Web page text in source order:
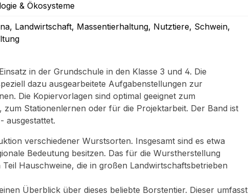
& Ökosysteme
, Landwirtschaft, Massentierhaltung, Nutztiere, Schwein,
in der Grundschule in den Klasse 3 und 4. Die
dazu ausgearbeitete Aufgabenstellungen zur
Die Kopiervorlagen sind optimal geeignet zum
Stationenlernen oder für die Projektarbeit. Der Band ist
ausgestattet.
verschiedener Wurstsorten. Insgesamt sind es etwa
Bedeutung besitzen. Das für die Wurstherstellung
Hauschweine, die in großen Landwirtschaftsbetrieben
Überblick über dieses beliebte Borstentier. Dieser umfasst